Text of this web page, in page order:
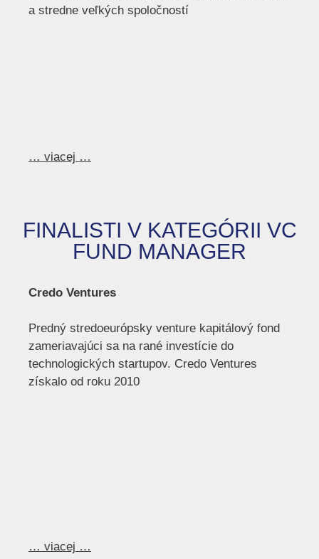
a stredne veľkých spoločností
… viacej …
FINALISTI V KATEGÓRII VC
FUND MANAGER
Credo Ventures
Predný stredoeurópsky venture kapitálový fond
zameriavajúci sa na rané investície do
technologických startupov. Credo Ventures
získalo od roku 2010
… viacej …